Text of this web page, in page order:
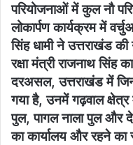
परियोजनाओं में कुल नौ
लोकार्पण कार्यक्रम में
सिंह धामी ने उत्तराखंड
रक्षा मंत्री राजनाथ सिंह
दरअसल, उत्तराखंड में जिन
गया है, उनमें गढ़वाल
पुल, पागल नाला पुल और
का कार्यालय और रहने